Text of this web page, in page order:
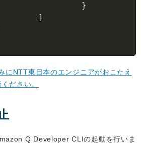
}
]
にNTT東日本のエンジニアがおこたえ
ださい。
Q Developer CLIの起動を行いま